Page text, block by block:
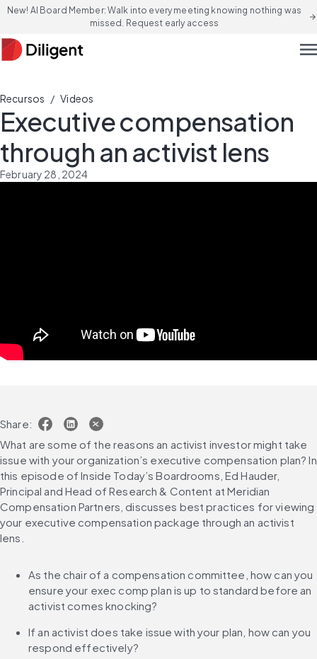
New! AI Board Member: Walk into every meeting knowing nothing was
missed. Request early access
arrow_forward
Recursos / Videos
Executive compensation
through an activist lens
February 28, 2024
Share:
What are some of the reasons an activist investor might take
issue with your organization’s executive compensation plan? In
this episode of Inside Today’s Boardrooms, Ed Hauder,
Principal and Head of Research & Content at Meridian
Compensation Partners, discusses best practices for viewing
your executive compensation package through an activist
lens.
As the chair of a compensation committee, how can you
ensure your exec comp plan is up to standard before an
activist comes knocking?
If an activist does take issue with your plan, how can you
respond effectively?